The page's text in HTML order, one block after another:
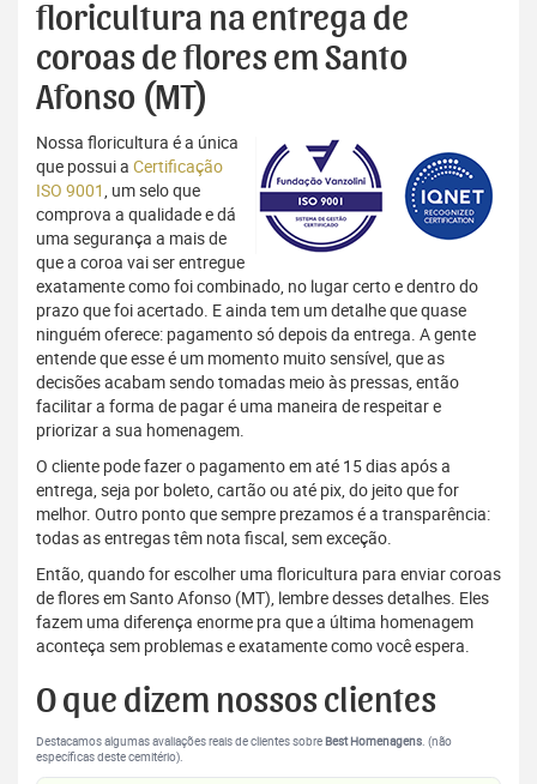
floricultura na entrega de
coroas de flores em Santo
Afonso (MT)
Nossa floricultura é a única
que possui a Certificação
ISO 9001, um selo que
comprova a qualidade e dá
uma segurança a mais de
que a coroa vai ser entregue
exatamente como foi combinado, no lugar certo e dentro do
prazo que foi acertado. E ainda tem um detalhe que quase
ninguém oferece: pagamento só depois da entrega. A gente
entende que esse é um momento muito sensível, que as
decisões acabam sendo tomadas meio às pressas, então
facilitar a forma de pagar é uma maneira de respeitar e
priorizar a sua homenagem.
O cliente pode fazer o pagamento em até 15 dias após a
entrega, seja por boleto, cartão ou até pix, do jeito que for
melhor. Outro ponto que sempre prezamos é a transparência:
todas as entregas têm nota fiscal, sem exceção.
Então, quando for escolher uma floricultura para enviar coroas
de flores em Santo Afonso (MT), lembre desses detalhes. Eles
fazem uma diferença enorme pra que a última homenagem
aconteça sem problemas e exatamente como você espera.
O que dizem nossos clientes
Destacamos algumas avaliações reais de clientes sobre Best Homenagens. (não
específicas deste cemitério).